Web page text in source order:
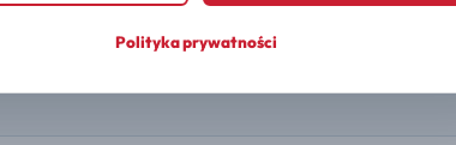
Polityka prywatności